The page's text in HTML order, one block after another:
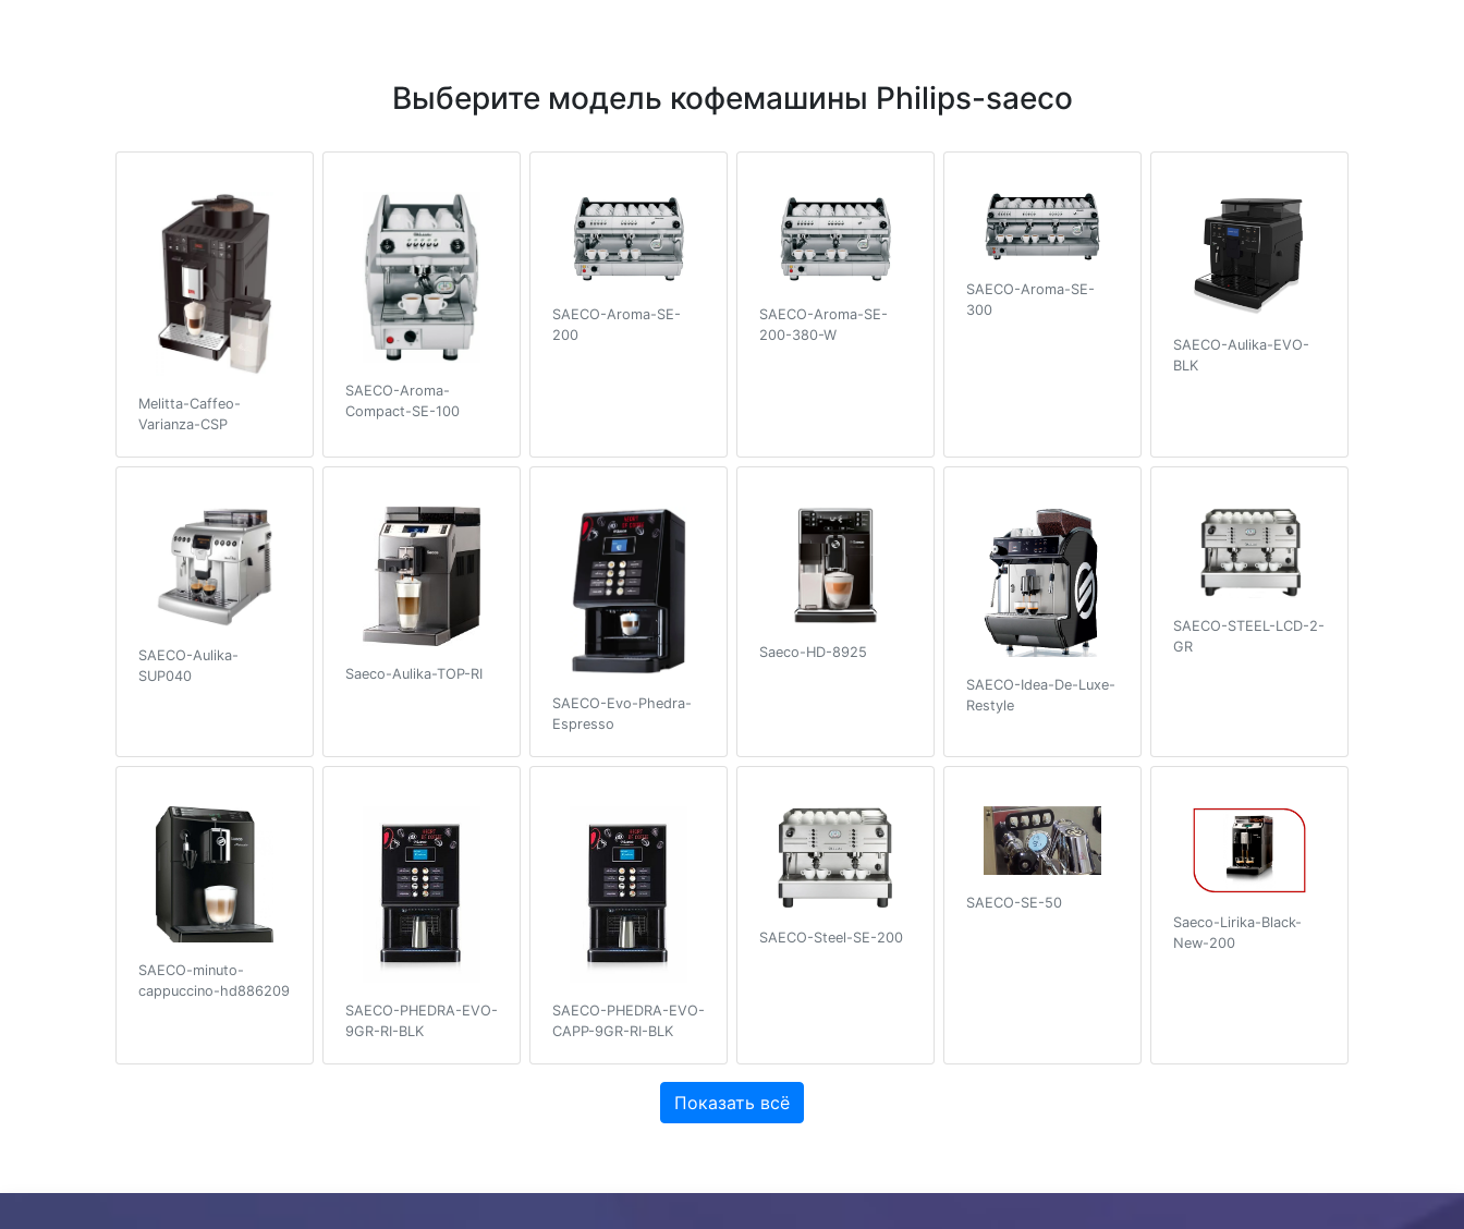
Выберите модель кофемашины Philips-saeco
Melitta-Caffeo-
Varianza-CSP
SAECO-Aroma-
Compact-SE-100
SAECO-Aroma-SE-
200
SAECO-Aroma-SE-
200-380-W
SAECO-Aroma-SE-
300
SAECO-Aulika-EVO-
BLK
SAECO-Aulika-
SUP040
Saeco-Aulika-TOP-RI
SAECO-Evo-Phedra-
Espresso
Saeco-HD-8925
SAECO-Idea-De-Luxe-
Restyle
SAECO-STEEL-LCD-2-
GR
SAECO-minuto-
cappuccino-hd886209
SAECO-PHEDRA-EVO-
9GR-RI-BLK
SAECO-PHEDRA-EVO-
CAPP-9GR-RI-BLK
SAECO-Steel-SE-200
SAECO-SE-50
Saeco-Lirika-Black-
New-200
Показать всё